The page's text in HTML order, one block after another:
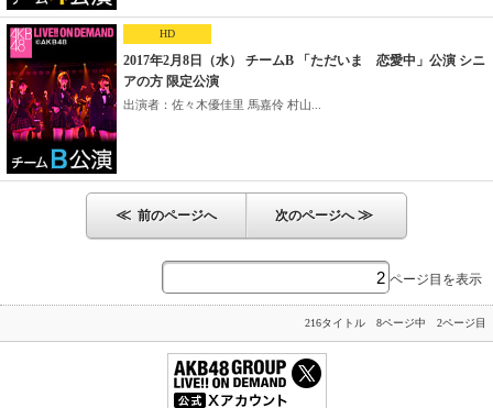
HD
2017年2月8日（水） チームB 「ただいま 恋愛中」公演 シニ
アの方 限定公演
出演者：佐々木優佳里 馬嘉伶 村山...
≪ 前のページへ 次のページへ≫
ページ目を表示
216タイトル 8ページ中 2ページ目